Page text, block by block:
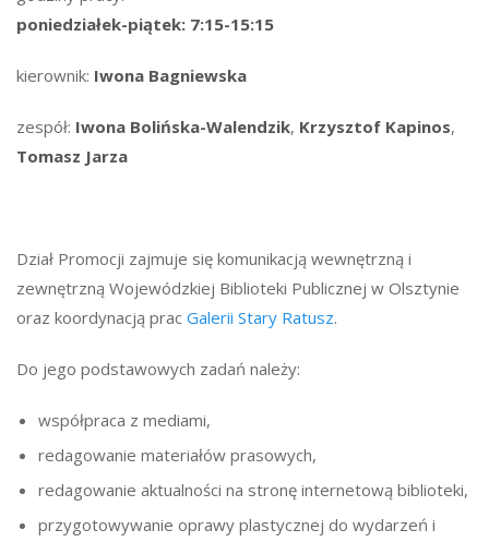
poniedziałek-piątek: 7:15-15:15
kierownik: Iwona Bagniewska
zespół: Iwona Bolińska-Walendzik, Krzysztof Kapinos,
Tomasz Jarza
Dział Promocji zajmuje się komunikacją wewnętrzną i
zewnętrzną Wojewódzkiej Biblioteki Publicznej w Olsztynie
oraz koordynacją prac Galerii Stary Ratusz.
Do jego podstawowych zadań należy:
współpraca z mediami,
redagowanie materiałów prasowych,
redagowanie aktualności na stronę internetową biblioteki,
przygotowywanie oprawy plastycznej do wydarzeń i